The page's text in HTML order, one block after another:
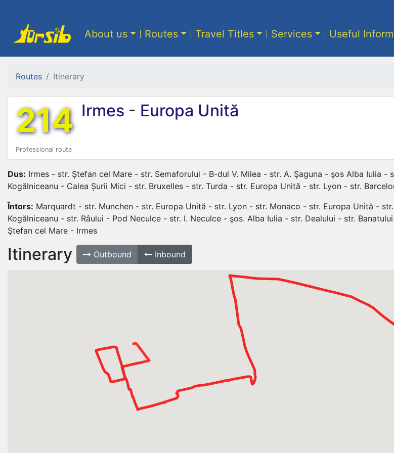
About us Routes Travel Titles Services Useful
Routes Itinerary
214 Irmes - Europa Unită
Professional route
Dus: Irmes - str. Ştefan cel Mare - str. Semaforului - B-dul V. Milea - str. A. Şaguna - şos Alba Iulia
Kogălniceanu - Calea Șurii Mici - str. Bruxelles - str. Turda - str. Europa Unită - str. Lyon - str.
Întors: Marquardt - str. Munchen - str. Europa Unită - str. Lyon - str. Monaco - str. Europa Unită -
Kogălniceanu - str. Râului - Pod Neculce - str. I. Neculce - şos. Alba Iulia - str. Dealului - str.
Ştefan cel Mare - Irmes
Itinerary Outbound Inbound